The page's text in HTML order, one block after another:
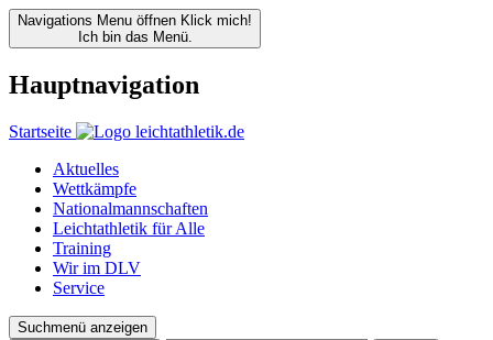
Navigations Menu öffnen Klick mich!
Ich bin das Menü.
Hauptnavigation
Startseite
Aktuelles
Wettkämpfe
Nationalmannschaften
Leichtathletik für Alle
Training
Wir im DLV
Service
Suchmenü anzeigen